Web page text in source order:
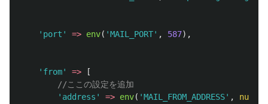
'port' => env( 'MAIL_PORT' , 587),
'from' =>
[
//ここの設定を追加
'address'
=> env( 'MAIL_FROM_ADDRESS' , null